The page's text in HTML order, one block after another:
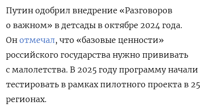
Путин одобрил внедрение «Разговоров
о важном» в детсады в октябре 2024 года.
Он отмечал, что «базовые ценности»
российского государства нужно прививать
с малолетства. В 2025 году программу начали
тестировать в рамках пилотного проекта в 25
регионах.